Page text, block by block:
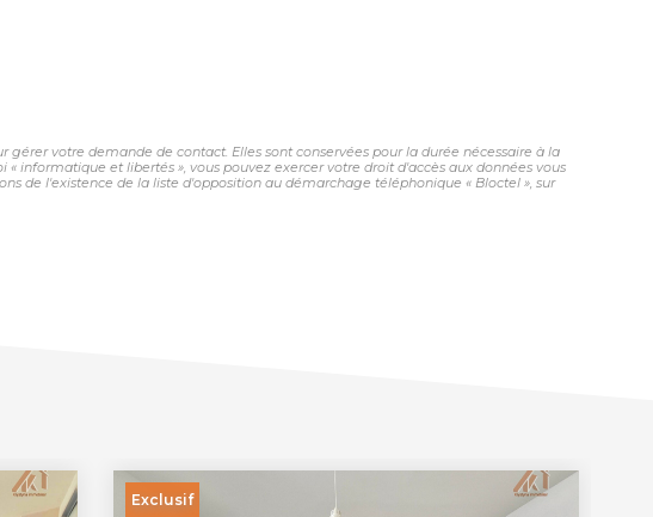
votre demande de contact. Elles sont conservées pour la durée nécessaire à la
informatique et libertés », vous pouvez exercer votre droit d'accès aux données vous
de l'existence de la liste d'opposition au démarchage téléphonique « Bloctel », sur
Exclusif